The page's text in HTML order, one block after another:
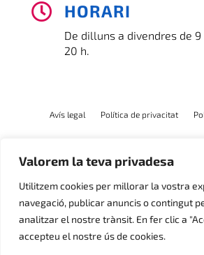
Valorem la teva privadesa
Utilitzem cookies per millorar la vostra
navegació, publicar anuncis o contingut
analitzar el nostre trànsit. En fer clic a
accepteu el nostre ús de cookies.
 HORARI
De dilluns a divendres de 9
20 h.
Avís legal Política de privacitat